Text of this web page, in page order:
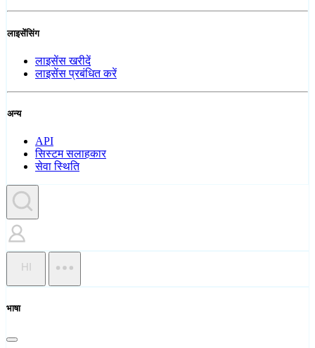
लाइसेंसिंग
लाइसेंस खरीदें
लाइसेंस प्रबंधित करें
अन्य
API
सिस्टम सलाहकार
सेवा स्थिति
HI
भाषा